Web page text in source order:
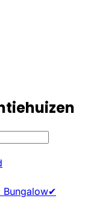
Bungalow✔